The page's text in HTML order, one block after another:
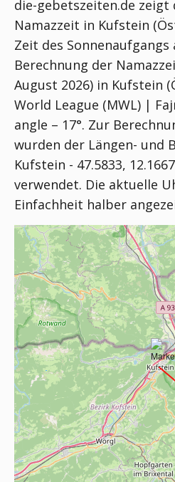
die-gebetszeiten.de zeigt
Namazzeit in Kufstein
Zeit des
Berechnung der
August 2026) in Kufstein
World League (MWL) |
angle – 17°. Zur
wurden der Längen- und
Kufstein - 47.5833,
verwendet. Die aktuelle
Einfachheit halber